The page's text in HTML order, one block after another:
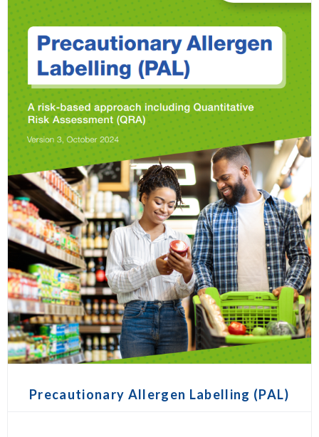
Precautionary Allergen Labelling (PAL)